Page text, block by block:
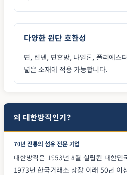
다양한 원단 호환성
면, 린넨, 면혼방, 나일론, 폴리에스
넓은 소재에 적용 가능합니다.
왜 대한방직인가?
70년 전통의 섬유 전문 기업
대한방직은 1953년 8월 설립된 대한민
1973년 한국거래소 상장 이래 50년 이